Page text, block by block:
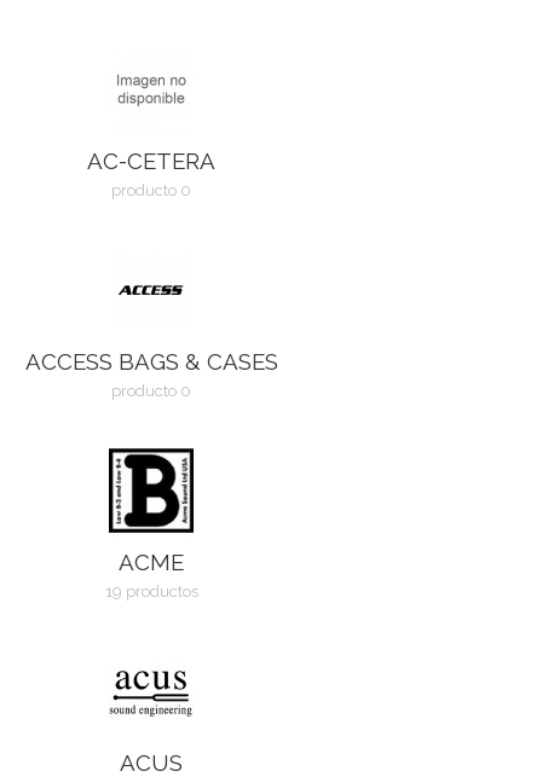
AC-CETERA
producto 0
ACCESS BAGS & CASES
producto 0
ACME
19 productos
ACUS